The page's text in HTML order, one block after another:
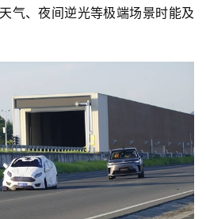
气、夜间逆光等极端场景时能及